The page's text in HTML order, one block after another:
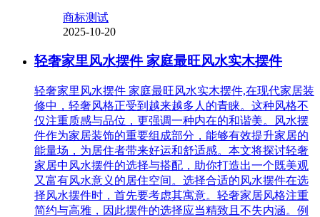
商标测试
2025-10-20
轻奢家里风水摆件 家庭最旺风水实木摆件
轻奢家里风水摆件 家庭最旺风水实木摆件,在现代家居装
修中，轻奢风格正受到越来越多人的青睐。这种风格不
仅注重质感与品位，更强调一种内在的和谐美。风水摆
件作为家居装饰的重要组成部分，能够有效提升家居的
能量场，为居住者带来好运和舒适感。本文将探讨轻奢
家居中风水摆件的选择与搭配，助你打造出一个既美观
又富有风水意义的居住空间。选择合适的风水摆件在选
择风水摆件时，首先要考虑其寓意。轻奢家居风格注重
简约与高雅，因此摆件的选择应当精致且不失内涵。例